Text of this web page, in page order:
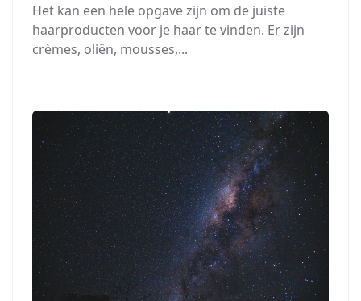
Het kan een hele opgave zijn om de juiste
haarproducten voor je haar te vinden. Er zijn
crèmes, oliën, mousses,...